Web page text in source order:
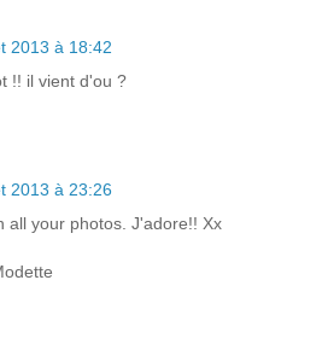
2013 à 18:42
!! il vient d'ou ?
2013 à 23:26
all your photos. J'adore!! Xx